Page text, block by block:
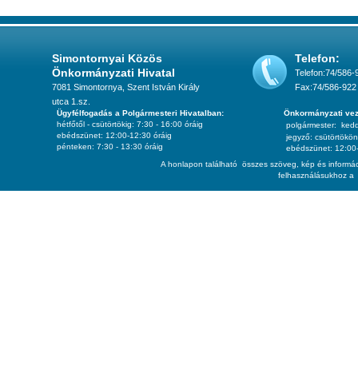
Simontornyai Közös
Önkormányzati Hivatal
7081 Simontornya, Szent István Király
utca 1.sz.
Telefon:
Telefon:74/586-
Fax:74/586-922
A honlapon található összes szöveg, kép és
felhasználásukhoz a
Ügyfélfogadás a Polgármesteri Hivatalban:
hétfőtől - csütörtökig: 7:30 - 16:00 óráig
ebédszünet: 12:00-12:30 óráig
pénteken: 7:30 - 13:30 óráig
Önkormányzati
polgármester:
jegyző: csütörtökön
ebédszünet: